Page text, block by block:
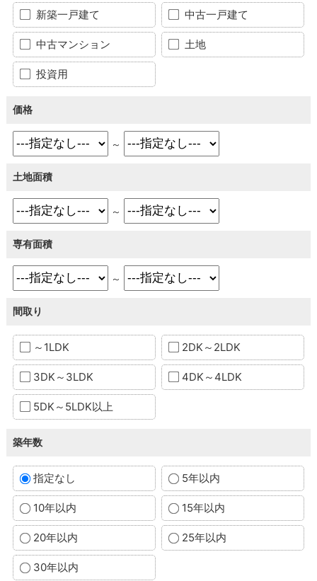
新築一戸建て 中古一戸建て
中古マンション 土地
投資用
価格
～
土地面積
～
専有面積
～
間取り
～1LDK 2DK～2LDK
3DK～3LDK 4DK～4LDK
5DK～5LDK以上
築年数
指定なし 5年以内
10年以内 15年以内
20年以内 25年以内
30年以内